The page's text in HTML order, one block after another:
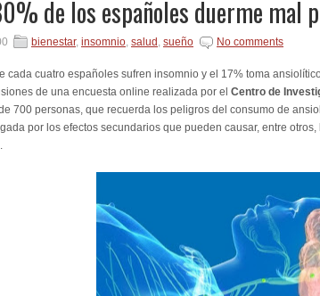
de los españoles duerme mal
bienestar, insomnio, salud , sueño No comments
cada cuatro españoles sufren insomnio y el 17% toma
de una encuesta online realizada por el Centro de
700 personas, que recuerda los peligros del consumo de
por los efectos secundarios que pueden causar, entre